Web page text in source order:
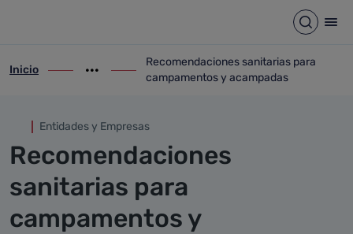
Recomendaciones Abrir
ir-a inicio
Inicio
Mostrar opciones del camino de migas
ir-a Recomendaciones sanitarias para
Recomendaciones sanitarias para
campamentos y acampadas
Entidades y Empresas
Recomendaciones
sanitarias para
campamentos y